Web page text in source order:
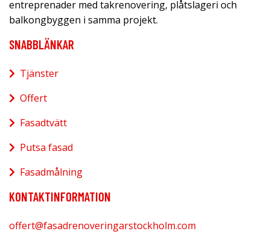
entreprenader med takrenovering, plåtslageri och
balkongbyggen i samma projekt.
SNABBLÄNKAR
Tjänster
Offert
Fasadtvätt
Putsa fasad
Fasadmålning
KONTAKTINFORMATION
offert@fasadrenoveringarstockholm.com